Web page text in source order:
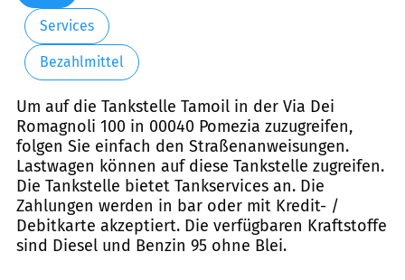
Services
Bezahlmittel
Um auf die Tankstelle Tamoil in der Via Dei
Romagnoli 100 in 00040 Pomezia zuzugreifen,
folgen Sie einfach den Straßenanweisungen.
Lastwagen können auf diese Tankstelle zugreifen.
Die Tankstelle bietet Tankservices an. Die
Zahlungen werden in bar oder mit Kredit- /
Debitkarte akzeptiert. Die verfügbaren Kraftstoffe
sind Diesel und Benzin 95 ohne Blei.